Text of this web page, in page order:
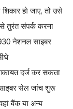
हो जाए, तो उसे
तुरंत संपर्क करना
नेशनल साइबर
दर्ज कर सकता
सेल जांच शुरू
बैंक या अन्य